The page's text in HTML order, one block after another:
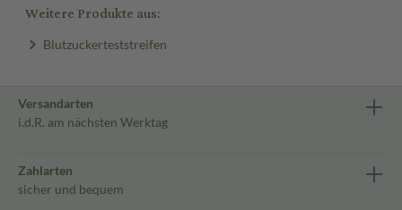
Weitere Produkte aus:
Blutzuckerteststreifen
Versandarten
i.d.R. am nächsten Werktag
Zahlarten
sicher und bequem